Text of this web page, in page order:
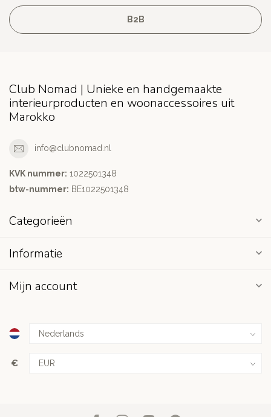
B2B
Club Nomad | Unieke en handgemaakte
interieurproducten en woonaccessoires uit
Marokko
info@clubnomad.nl
KVK nummer: 1022501348
btw-nummer: BE1022501348
Categorieën
Informatie
Mijn account
€